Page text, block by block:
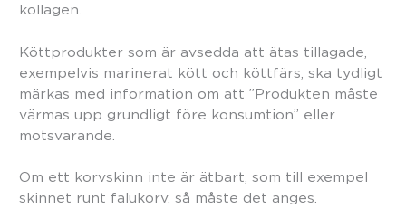
kollagen.
Köttprodukter som är avsedda att ätas tillagade,
exempelvis marinerat kött och köttfärs, ska tydligt
märkas med information om att ”Produkten måste
värmas upp grundligt före konsumtion” eller
motsvarande.
Om ett korvskinn inte är ätbart, som till exempel
skinnet runt falukorv, så måste det anges.